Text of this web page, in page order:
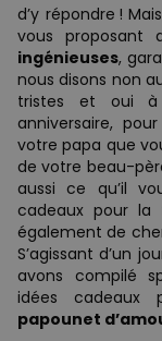
d’y répondre !
vous proposant
ingénieuses,
nous disons non
tristes et oui à
anniversaire,
votre papa que
de votre beau-
aussi ce qu’il
cadeaux pour la
également de
S’agissant d’un
avons compilé
idées cadeaux
papounet